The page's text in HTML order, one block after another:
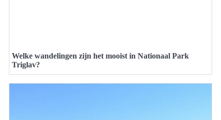
Welke wandelingen zijn het mooist in Nationaal Park
Triglav?